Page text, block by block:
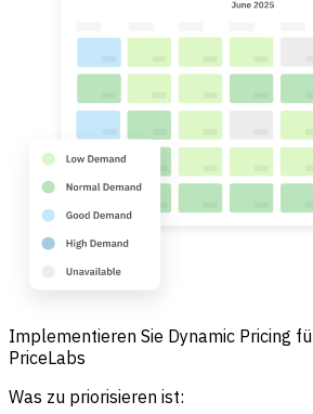
Implementieren Sie Dynamic Pricing
PriceLabs
Was zu priorisieren ist: